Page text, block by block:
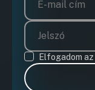
Elfogadom az